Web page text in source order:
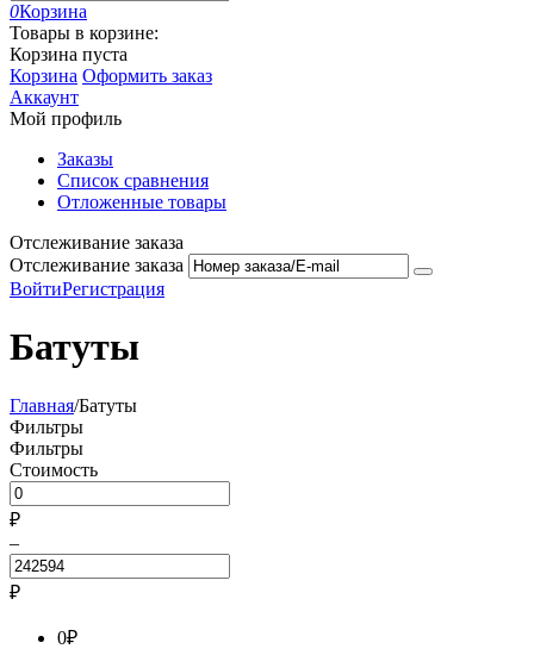
0Корзина
Товары в корзине:
Корзина пуста
Корзина Оформить заказ
Аккаунт
Мой профиль
Заказы
Список сравнения
Отложенные товары
Отслеживание заказа
Отслеживание заказа
ВойтиРегистрация
Батуты
Главная/Батуты
Фильтры
Фильтры
Стоимость
₽
–
₽
0₽